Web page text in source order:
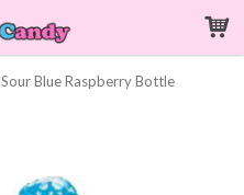
Sour Blue Raspberry Bottle